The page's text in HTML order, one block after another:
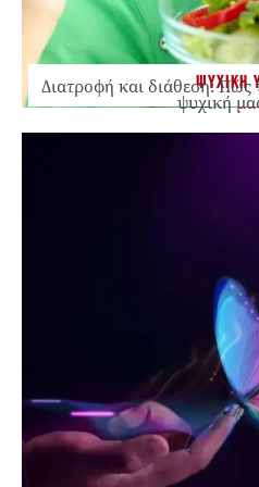
ΨΥΧΙΚΗ
Διατροφή και διάθεση: Πώς
ψυχική